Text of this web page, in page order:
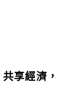
共享經濟，